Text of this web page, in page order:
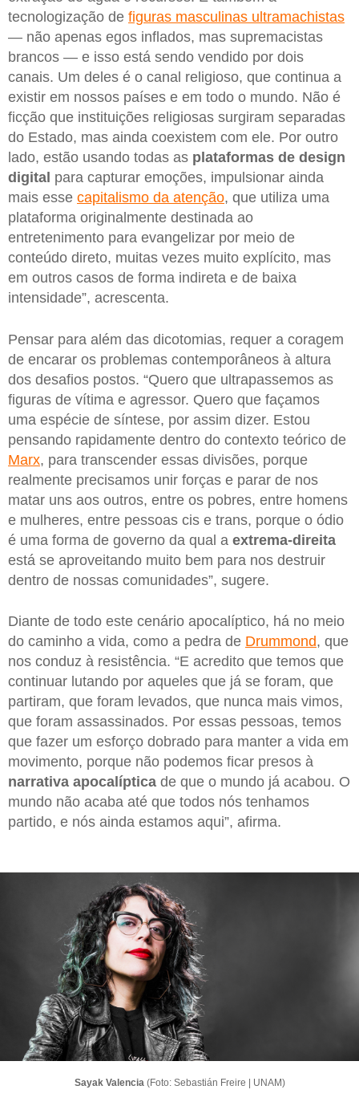
tecnologização de figuras masculinas ultramachistas
— não apenas egos inflados, mas supremacistas
brancos — e isso está sendo vendido por dois
canais. Um deles é o canal religioso, que continua a
existir em nossos países e em todo o mundo. Não é
ficção que instituições religiosas surgiram separadas
do Estado, mas ainda coexistem com ele. Por outro
lado, estão usando todas as plataformas de design
digital para capturar emoções, impulsionar ainda
mais esse capitalismo da atenção, que utiliza uma
plataforma originalmente destinada ao
entretenimento para evangelizar por meio de
conteúdo direto, muitas vezes muito explícito, mas
em outros casos de forma indireta e de baixa
intensidade”, acrescenta.
Pensar para além das dicotomias, requer a coragem
de encarar os problemas contemporâneos à altura
dos desafios postos. “Quero que ultrapassemos as
figuras de vítima e agressor. Quero que façamos
uma espécie de síntese, por assim dizer. Estou
pensando rapidamente dentro do contexto teórico de
Marx, para transcender essas divisões, porque
realmente precisamos unir forças e parar de nos
matar uns aos outros, entre os pobres, entre homens
e mulheres, entre pessoas cis e trans, porque o ódio
é uma forma de governo da qual a extrema-direita
está se aproveitando muito bem para nos destruir
dentro de nossas comunidades”, sugere.
Diante de todo este cenário apocalíptico, há no meio
do caminho a vida, como a pedra de Drummond, que
nos conduz à resistência. “E acredito que temos que
continuar lutando por aqueles que já se foram, que
partiram, que foram levados, que nunca mais vimos,
que foram assassinados. Por essas pessoas, temos
que fazer um esforço dobrado para manter a vida em
movimento, porque não podemos ficar presos à
narrativa apocalíptica de que o mundo já acabou. O
mundo não acaba até que todos nós tenhamos
partido, e nós ainda estamos aqui”, afirma.
Sayak Valencia (Foto: Sebastián Freire | UNAM)